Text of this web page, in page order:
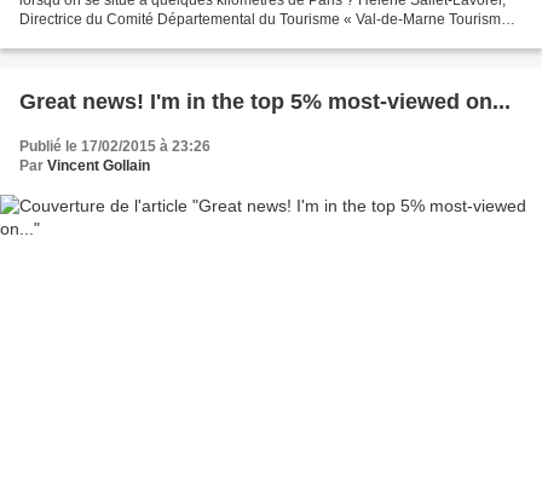
Directrice du Comité Départemental du Tourisme « Val-de-Marne Tourisme &
Great news! I'm in the top 5% most-viewed on...
Publié le 17/02/2015 à 23:26
Par Vincent Gollain